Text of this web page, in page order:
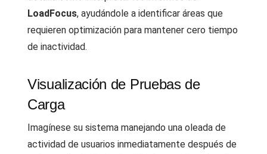
LoadFocus, ayudándole a identificar áreas que
requieren optimización para mantener cero tiempo
de inactividad.
Visualización de Pruebas de
Carga
Imagínese su sistema manejando una oleada de
actividad de usuarios inmediatamente después de